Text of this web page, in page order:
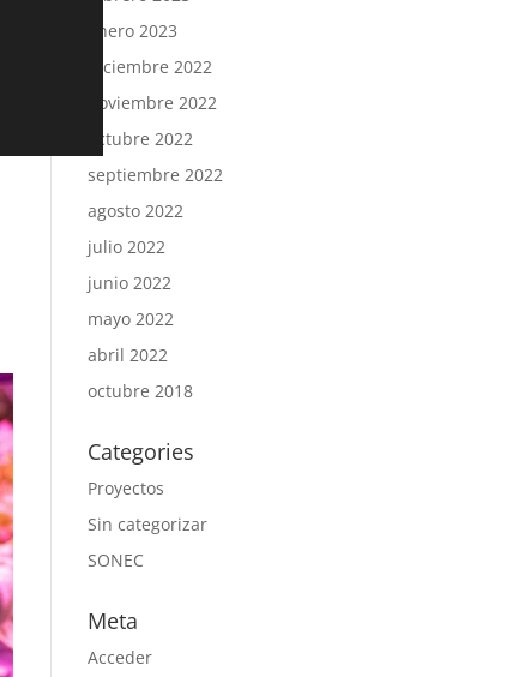
enero 2023
diciembre 2022
noviembre 2022
octubre 2022
septiembre 2022
agosto 2022
julio 2022
junio 2022
mayo 2022
abril 2022
octubre 2018
Categories
Proyectos
Sin categorizar
SONEC
Meta
Acceder